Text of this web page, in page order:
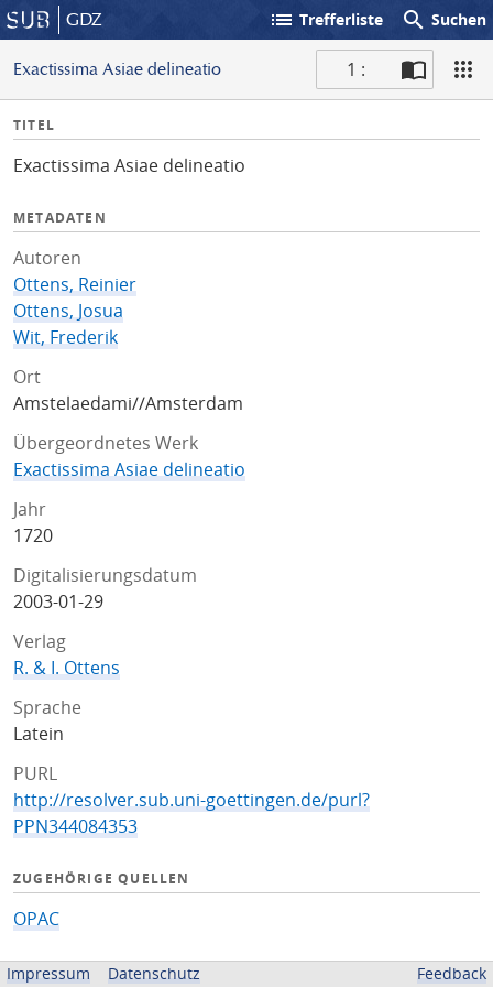
GDZ list Trefferliste search Suchen
Exactissima Asiae delineatio 1 :
I
f
TITEL
Exactissima Asiae delineatio
METADATEN
Autoren
Ottens, Reinier
Ottens, Josua
Wit, Frederik
Ort
Amstelaedami//Amsterdam
Übergeordnetes Werk
Exactissima Asiae delineatio
Jahr
1720
Digitalisierungsdatum
2003-01-29
Verlag
R. & I. Ottens
Sprache
Latein
PURL
http://resolver.sub.uni-goettingen.de/purl?
PPN344084353
ZUGEHÖRIGE QUELLEN
OPAC
BEREITGESTELLT VON
Impressum Datenschutz Feedback